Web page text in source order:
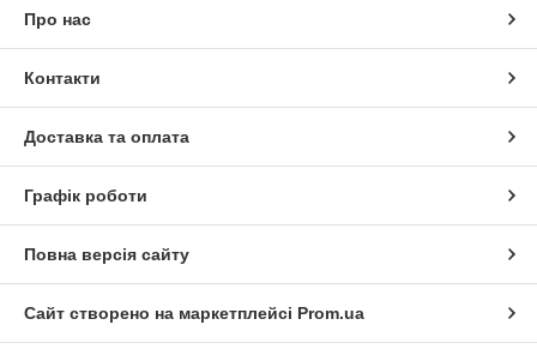
Про нас
Контакти
Доставка та оплата
Графік роботи
Повна версія сайту
Сайт створено на маркетплейсі Prom.ua